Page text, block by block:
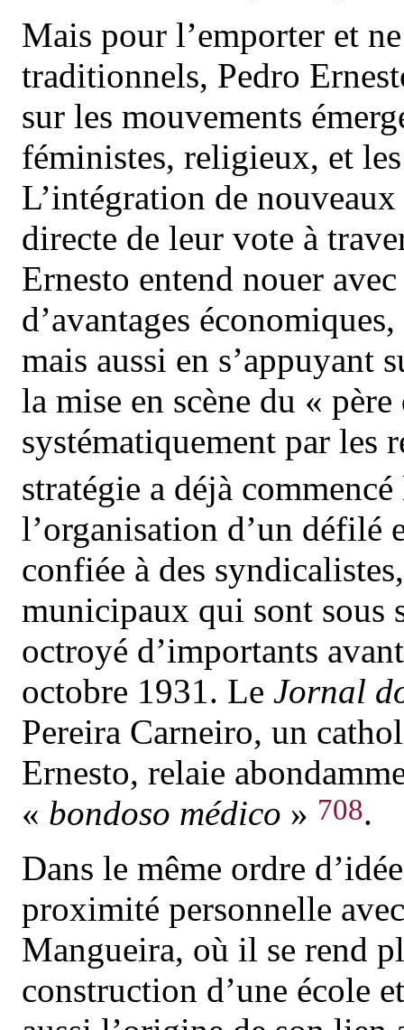
Mais pour l’emporter et
traditionnels, Pedro
sur les mouvements
féministes, religieux, et
L’intégration de
directe de leur vote à
Ernesto entend nouer
d’avantages
mais aussi en s’appuyant
la mise en scène du «
systématiquement par les
stratégie a déjà
l’organisation d’un défilé
confiée à des
municipaux qui sont sous
octroyé d’importants
octobre 1931. Le Jornal
Pereira Carneiro, un
Ernesto, relaie
« bondoso médico » 708.
Dans le même ordre
proximité personnelle
Mangueira, où il se rend
construction d’une école